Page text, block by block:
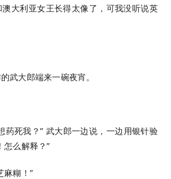
大利亚女王长得太像了，可我没听说英
武大郎端来一碗夜宵。
药死我？” 武大郎一边说，一边用银针验
怎么解释？”
麻糊！”